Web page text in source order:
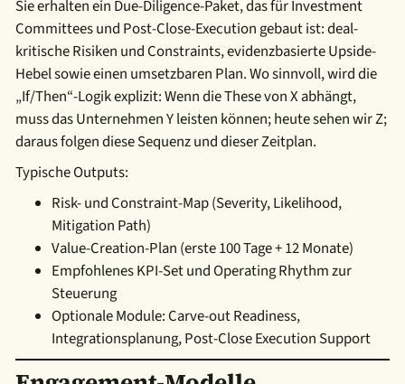
Sie erhalten ein Due-Diligence-Paket, das für Investment
Committees und Post-Close-Execution gebaut ist: deal-
kritische Risiken und Constraints, evidenzbasierte Upside-
Hebel sowie einen umsetzbaren Plan. Wo sinnvoll, wird die
„If/Then“-Logik explizit: Wenn die These von X abhängt,
muss das Unternehmen Y leisten können; heute sehen wir Z;
daraus folgen diese Sequenz und dieser Zeitplan.
Typische Outputs:
Risk- und Constraint-Map (Severity, Likelihood,
Mitigation Path)
Value-Creation-Plan (erste 100 Tage + 12 Monate)
Empfohlenes KPI-Set und Operating Rhythm zur
Steuerung
Optionale Module: Carve-out Readiness,
Integrationsplanung, Post-Close Execution Support